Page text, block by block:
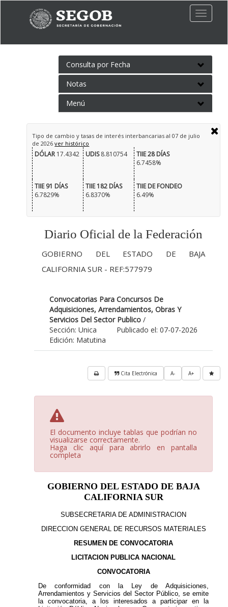
Toggle
Consulta por Fecha
Notas
Menú
Tipo de cambio y tasas de interés interbancarias al 07 de julio
de 2026ver histórico
DÓLAR17.4342 UDIS8.810754
TIIE 28 DÍAS
6.7458%
TIIE 91 DÍAS
6.7829%
TIIE 182 DÍAS
6.8370%
TIIE DE FONDEO
6.49%
Diario Oficial de la Federación
GOBIERNO DEL ESTADO DE BAJA
CALIFORNIA SUR - REF:577979
Convocatorias Para Concursos De
Adquisiciones, Arrendamientos, Obras Y
Servicios Del Sector Publico /
Publicado el: 07-07-2026
Sección: Unica
Edición: Matutina
A+
A-
Cita Electrónica
El documento incluye tablas que podrían no
visualizarse correctamente.
Haga clic aquí para abrirlo en pantalla
completa